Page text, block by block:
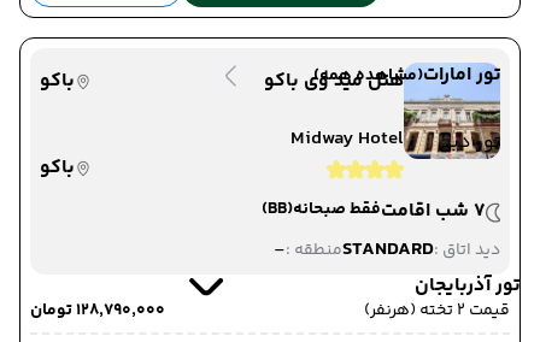
تور امارات(مشاهده همه)
تور دبی
تور آذربایجان
هتل مید وی باکو
باکو
Midway Hotel
باکو
7 شب اقامت
فقط صبحانه(BB)
دید اتاق :STANDARDمنطقه :-
قیمت 2 تخته (هرنفر)
۱۲۸٬۷۹۰٬۰۰۰ تومان